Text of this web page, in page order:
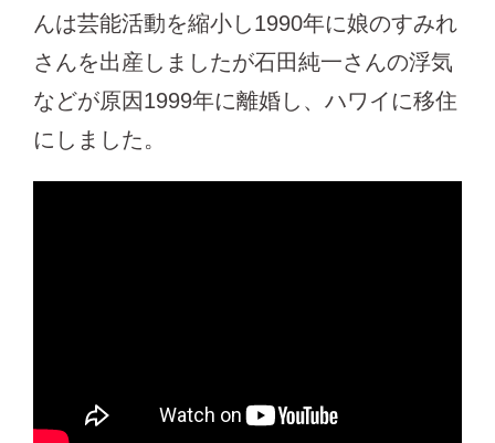
んは芸能活動を縮小し1990年に娘のすみれ
さんを出産しましたが石田純一さんの浮気
などが原因1999年に離婚し、ハワイに移住
にしました。